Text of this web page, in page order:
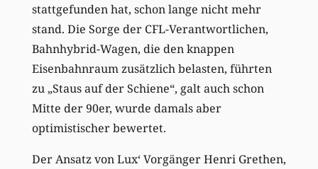
stattgefunden hat, schon lange nicht mehr
stand. Die Sorge der CFL-Verantwortlichen,
Bahnhybrid-Wagen, die den knappen
Eisenbahnraum zusätzlich belasten, führten
zu „Staus auf der Schiene“, galt auch schon
Mitte der 90er, wurde damals aber
optimistischer bewertet.
Der Ansatz von Lux‘ Vorgänger Henri Grethen,